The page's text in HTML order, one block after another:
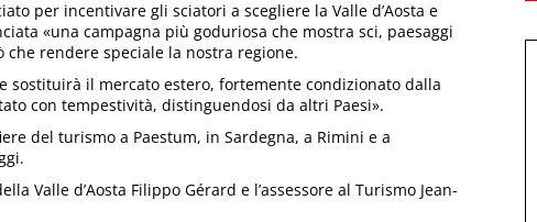
per incentivare gli sciatori a scegliere la Valle d’Aosta e
«una campagna più goduriosa che mostra sci, paesaggi
rendere speciale la nostra regione.
sostituirà il mercato estero, fortemente condizionato dalla
con tempestività, distinguendosi da altri Paesi».
del turismo a Paestum, in Sardegna, a Rimini e a
Valle d’Aosta Filippo Gérard e l’assessore al Turismo Jean-